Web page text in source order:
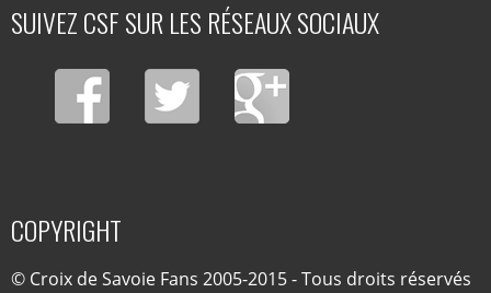
SUIVEZ CSF SUR LES RÉSEAUX SOCIAUX
COPYRIGHT
© Croix de Savoie Fans 2005-2015 - Tous droits réservés